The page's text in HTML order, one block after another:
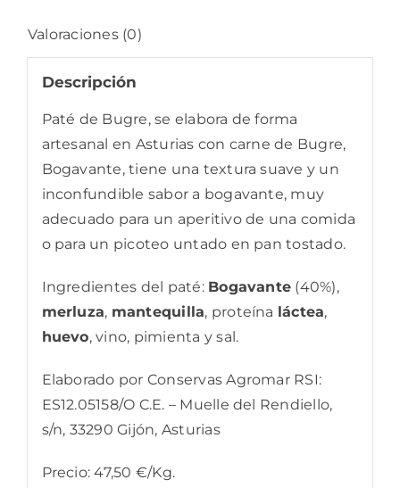
Valoraciones (0)
Descripción
Paté de Bugre, se elabora de forma
artesanal en Asturias con carne de Bugre,
Bogavante, tiene una textura suave y un
inconfundible sabor a bogavante, muy
adecuado para un aperitivo de una comida
o para un picoteo untado en pan tostado.
Ingredientes del paté: Bogavante (40%),
merluza, mantequilla, proteína láctea,
huevo, vino, pimienta y sal.
Elaborado por Conservas Agromar RSI:
ES12.05158/O C.E. – Muelle del Rendiello,
s/n, 33290 Gijón, Asturias
Precio: 47,50 €/Kg.